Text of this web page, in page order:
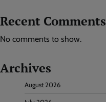
Recent Comments
No comments to show.
Archives
August 2026